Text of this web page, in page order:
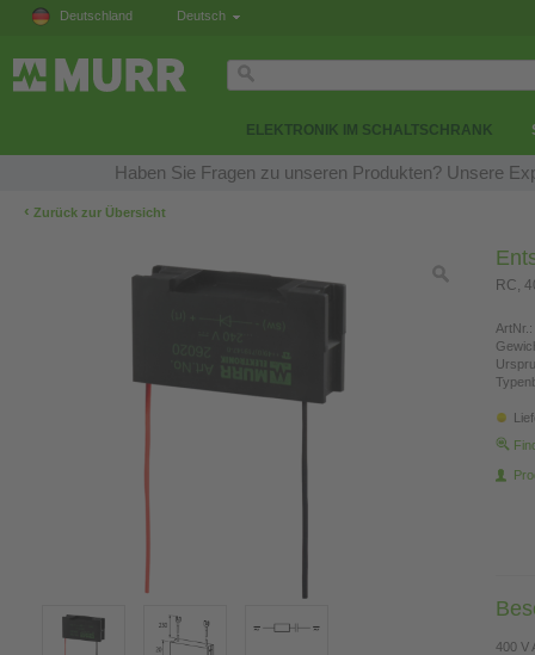
Deutschland Deutsch
ELEKTRONIK IM SCHALTSCHRANK
Haben Sie Fragen zu unseren Produkten? Unsere
‹ Zurück zur Übersicht
RC,
ArtNr.:
400 V